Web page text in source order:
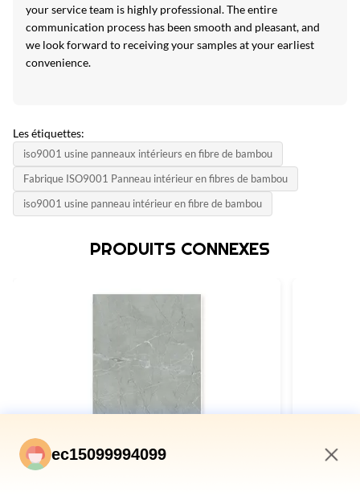
your service team is highly professional. The entire
communication process has been smooth and pleasant, and
we look forward to receiving your samples at your earliest
convenience.
Les étiquettes:
iso9001 usine panneaux intérieurs en fibre de bambou
Fabrique ISO9001 Panneau intérieur en fibres de bambou
iso9001 usine panneau intérieur en fibre de bambou
PRODUITS CONNEXES
ec15099994099